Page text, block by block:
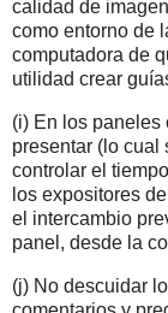
calidad de
como entorno de
computadora de
utilidad crear
(i) En los paneles
presentar (lo cual
controlar el
los expositores
el intercambio
panel, desde la
(j) No descuidar